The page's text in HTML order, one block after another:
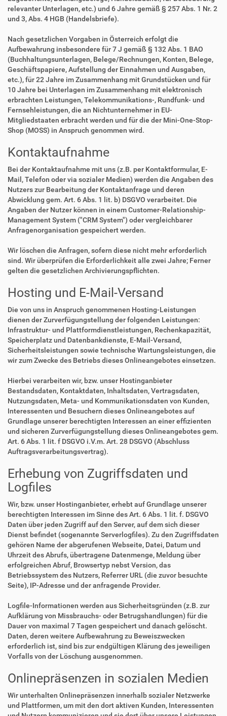
relevanter Unterlagen, etc.) und 6 Jahre gemäß § 257 Abs. 1 Nr. 2
und 3, Abs. 4 HGB (Handelsbriefe).
Nach gesetzlichen Vorgaben in Österreich erfolgt die
Aufbewahrung insbesondere für 7 J gemäß § 132 Abs. 1 BAO
(Buchhaltungsunterlagen, Belege/Rechnungen, Konten, Belege,
Geschäftspapiere, Aufstellung der Einnahmen und Ausgaben,
etc.), für 22 Jahre im Zusammenhang mit Grundstücken und für
10 Jahre bei Unterlagen im Zusammenhang mit elektronisch
erbrachten Leistungen, Telekommunikations-, Rundfunk- und
Fernsehleistungen, die an Nichtunternehmer in EU-
Mitgliedstaaten erbracht werden und für die der Mini-One-Stop-
Shop (MOSS) in Anspruch genommen wird.
Kontaktaufnahme
Bei der Kontaktaufnahme mit uns (z.B. per Kontaktformular, E-
Mail, Telefon oder via sozialer Medien) werden die Angaben des
Nutzers zur Bearbeitung der Kontaktanfrage und deren
Abwicklung gem. Art. 6 Abs. 1 lit. b) DSGVO verarbeitet. Die
Angaben der Nutzer können in einem Customer-Relationship-
Management System ("CRM System") oder vergleichbarer
Anfragenorganisation gespeichert werden.
Wir löschen die Anfragen, sofern diese nicht mehr erforderlich
sind. Wir überprüfen die Erforderlichkeit alle zwei Jahre; Ferner
gelten die gesetzlichen Archivierungspflichten.
Hosting und E-Mail-Versand
Die von uns in Anspruch genommenen Hosting-Leistungen
dienen der Zurverfügungstellung der folgenden Leistungen:
Infrastruktur- und Plattformdienstleistungen, Rechenkapazität,
Speicherplatz und Datenbankdienste, E-Mail-Versand,
Sicherheitsleistungen sowie technische Wartungsleistungen, die
wir zum Zwecke des Betriebs dieses Onlineangebotes einsetzen.
Hierbei verarbeiten wir, bzw. unser Hostinganbieter
Bestandsdaten, Kontaktdaten, Inhaltsdaten, Vertragsdaten,
Nutzungsdaten, Meta- und Kommunikationsdaten von Kunden,
Interessenten und Besuchern dieses Onlineangebotes auf
Grundlage unserer berechtigten Interessen an einer effizienten
und sicheren Zurverfügungstellung dieses Onlineangebotes gem.
Art. 6 Abs. 1 lit. f DSGVO i.V.m. Art. 28 DSGVO (Abschluss
Auftragsverarbeitungsvertrag).
Erhebung von Zugriffsdaten und
Logfiles
Wir, bzw. unser Hostinganbieter, erhebt auf Grundlage unserer
berechtigten Interessen im Sinne des Art. 6 Abs. 1 lit. f. DSGVO
Daten über jeden Zugriff auf den Server, auf dem sich dieser
Dienst befindet (sogenannte Serverlogfiles). Zu den Zugriffsdaten
gehören Name der abgerufenen Webseite, Datei, Datum und
Uhrzeit des Abrufs, übertragene Datenmenge, Meldung über
erfolgreichen Abruf, Browsertyp nebst Version, das
Betriebssystem des Nutzers, Referrer URL (die zuvor besuchte
Seite), IP-Adresse und der anfragende Provider.
Logfile-Informationen werden aus Sicherheitsgründen (z.B. zur
Aufklärung von Missbrauchs- oder Betrugshandlungen) für die
Dauer von maximal 7 Tagen gespeichert und danach gelöscht.
Daten, deren weitere Aufbewahrung zu Beweiszwecken
erforderlich ist, sind bis zur endgültigen Klärung des jeweiligen
Vorfalls von der Löschung ausgenommen.
Onlinepräsenzen in sozialen Medien
Wir unterhalten Onlinepräsenzen innerhalb sozialer Netzwerke
und Plattformen, um mit den dort aktiven Kunden, Interessenten